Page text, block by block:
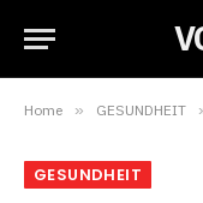
Home » GESUNDHEIT
GESUNDHEIT